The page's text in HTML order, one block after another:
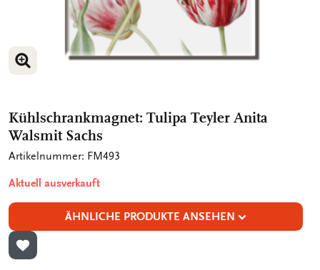
BILD VERGRÖSSERN
BILD VERGRÖSSERN
Kühlschrankmagnet: Tulipa Teyler Anita
Walsmit Sachs
Artikelnummer: FM493
Aktuell ausverkauft
ÄHNLICHE PRODUKTE ANSEHEN
ZUR WUNSCHLISTE HINZUFÜGEN